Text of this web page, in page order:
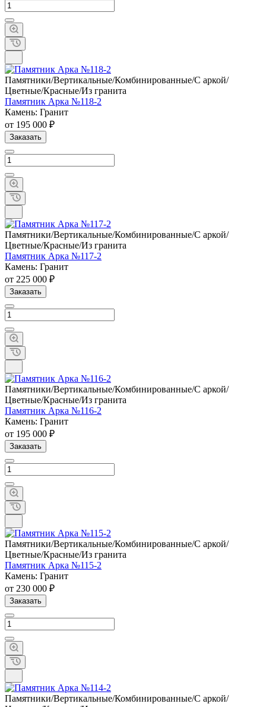
Памятники/Вертикальные/Комбинированные/С аркой/
Цветные/Красные/Из гранита
Памятник Арка №118-2
Камень: Гранит
от 195 000 ₽
Заказать
Памятники/Вертикальные/Комбинированные/С аркой/
Цветные/Красные/Из гранита
Памятник Арка №117-2
Камень: Гранит
от 225 000 ₽
Заказать
Памятники/Вертикальные/Комбинированные/С аркой/
Цветные/Красные/Из гранита
Памятник Арка №116-2
Камень: Гранит
от 195 000 ₽
Заказать
Памятники/Вертикальные/Комбинированные/С аркой/
Цветные/Красные/Из гранита
Памятник Арка №115-2
Камень: Гранит
от 230 000 ₽
Заказать
Памятники/Вертикальные/Комбинированные/С аркой/